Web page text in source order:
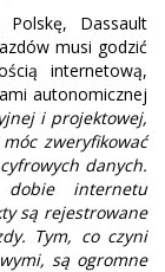
Dassault
musi godzić
internetową,
autonomicznej
i projektowej,
zweryfikować
danych.
internetu
są rejestrowane
Tym, co czyni
są ogromne